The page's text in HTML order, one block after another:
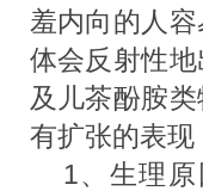
羞内向的人
体会反射性
及儿茶酚胺
有扩张的表
1、生理